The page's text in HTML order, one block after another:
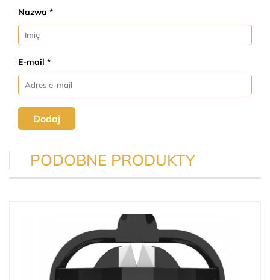
Nazwa *
E-mail *
Dodaj
PODOBNE PRODUKTY